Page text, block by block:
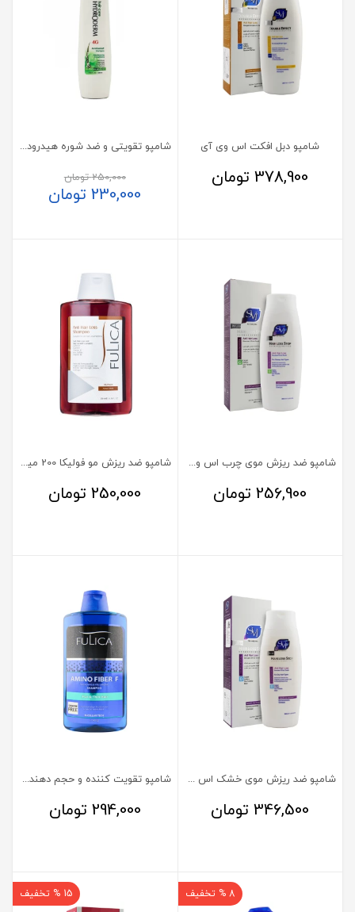
شامپو دبل افکت اس وی آی
378,900تومان
شامپو تقویتی و ضد شوره هیدرودرم حاوی زنجبیل، جینسنگ و سیر
250,000تومان
230,000تومان
شامپو ضد ریزش موی چرب اس وی آی مدل هرلاس استاپ جی
256,900تومان
شامپو ضد ریزش مو فولیکا 200 میلی لیتر
250,000تومان
شامپو ضد ریزش موی خشک اس وی آی مدل هرلاس استاپ دی
346,500تومان
شامپو تقویت کننده و حجم دهنده فولیکا حاوی آمینو اسید
294,000 تومان
8 % تخفیف 15 % تخفیف